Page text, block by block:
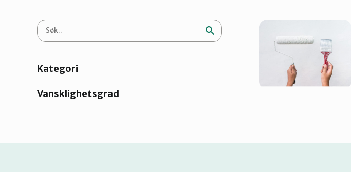
Kategori
Vansklighetsgrad